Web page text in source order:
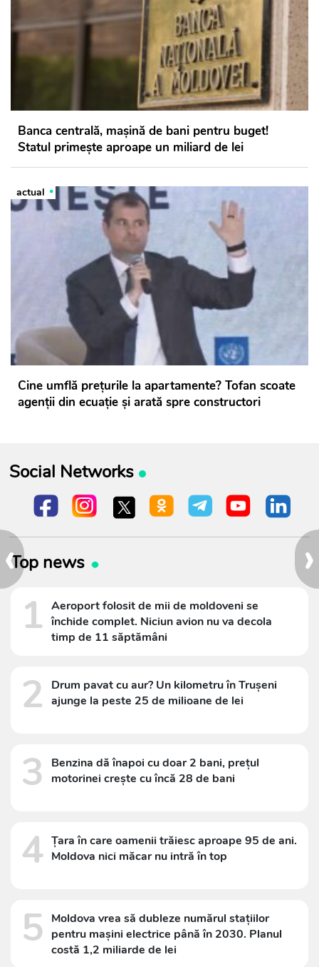
›
‹
Banca centrală, mașină de bani pentru buget!
Statul primește aproape un miliard de lei
actual
Cine umflă prețurile la apartamente? Tofan scoate
agenții din ecuație și arată spre constructori
Social Networks
Top news
1 Aeroport folosit de mii de moldoveni se
închide complet. Niciun avion nu va decola
timp de 11 săptămâni
2
Drum pavat cu aur? Un kilometru în Trușeni
ajunge la peste 25 de milioane de lei
3
Benzina dă înapoi cu doar 2 bani, prețul
motorinei crește cu încă 28 de bani
4 Țara în care oamenii trăiesc aproape 95 de ani.
Moldova nici măcar nu intră în top
5 Moldova vrea să dubleze numărul stațiilor
pentru mașini electrice până în 2030. Planul
costă 1,2 miliarde de lei